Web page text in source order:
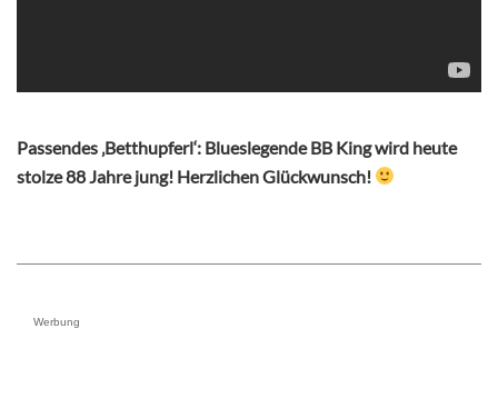
Passendes ‚Betthupferl‘: Blueslegende BB King wird heute
stolze 88 Jahre jung! Herzlichen Glückwunsch!
Werbung